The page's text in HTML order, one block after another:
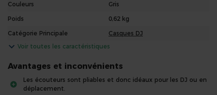
Couleurs
Gris
Poids
0,62 kg
Catégorie Principale
Casques DJ
Voir toutes les caractéristiques
Avantages et inconvénients
Les écouteurs sont pliables et donc idéaux pour les DJ ou en
déplacement.